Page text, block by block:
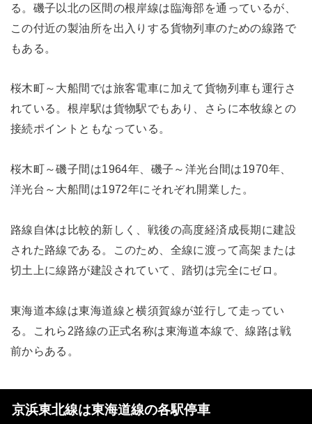
る。磯子以北の区間の根岸線は臨海部を通っているが、
この付近の製油所を出入りする貨物列車のための線路で
もある。
桜木町～大船間では旅客電車に加えて貨物列車も運行さ
れている。根岸駅は貨物駅でもあり、さらに本牧線との
接続ポイントともなっている。
桜木町～磯子間は1964年、磯子～洋光台間は1970年、
洋光台～大船間は1972年にそれぞれ開業した。
路線自体は比較的新しく、戦後の高度経済成長期に建設
された路線である。このため、全線に渡って高架または
切土上に線路が建設されていて、踏切は完全にゼロ。
東海道本線は東海道線と横須賀線が並行して走ってい
る。これら2路線の正式名称は東海道本線で、線路は戦
前からある。
京浜東北線は東海道線の各駅停車